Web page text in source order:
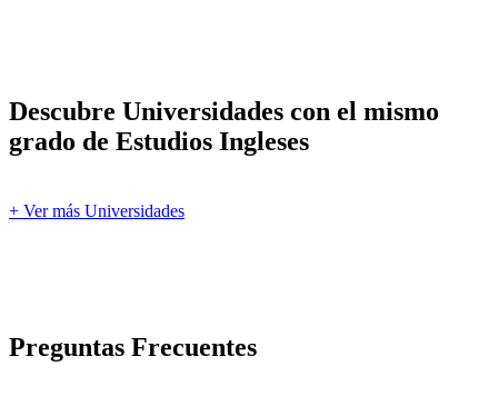
Descubre Universidades con el mismo
grado de Estudios Ingleses
+ Ver más Universidades
Preguntas Frecuentes